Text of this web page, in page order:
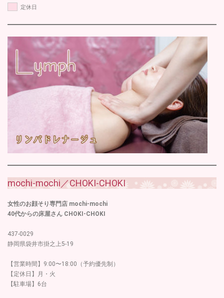
定休日
mochi-mochi／CHOKI-CHOKI
女性のお顔そり専門店 mochi-mochi
40代からの床屋さん CHOKI-CHOKI
437-0029
静岡県袋井市掛之上5-19
【営業時間】9:00〜18:00（予約優先制）
【定休日】月・火
【駐車場】6台